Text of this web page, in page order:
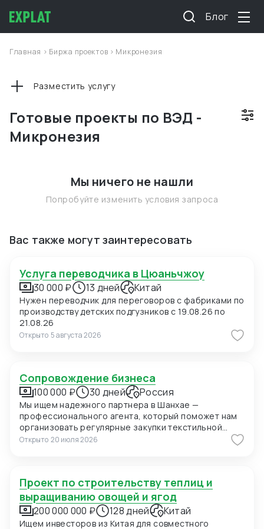
Блог
Главная > Биржа проектов > Микронезия
Готовые проекты по ВЭД -
Микронезия
Разместить услугу
Мы ничего не нашли
Попробуйте изменить условия запроса
Вас также могут заинтересовать
Услуга переводчика в Цюаньчжоу
30 000 ₽ 13 дней Китай
Нужен переводчик для переговоров с фабриками по
производству детских подгузников с 19.08.26 по
21.08.26
Открыто 5 августа 2026
Сопровождение бизнеса
100 000 ₽ 30 дней Россия
Мы ищем надежного партнера в Шанхае —
профессионального агента, который поможет нам
организовать регулярные закупки текстильной
продукции и фурнитуры в Китае. В ближайшее время
мы планируем приехать в Шанхай для личных встреч
и поиск подходящих фабрик. Конкретно сейчас нас
интересуют позиции: 1. Вешалки пластиковые для
мужских костюмов с возможностью нанесения
логотипа (брендирование). Сегмент —
Открыто 20 июля 2026
Проект по строительству теплиц и
выращиванию овощей и ягод
200 000 000 ₽ 128 дней Китай
Ищем инвесторов из Китая для совместного